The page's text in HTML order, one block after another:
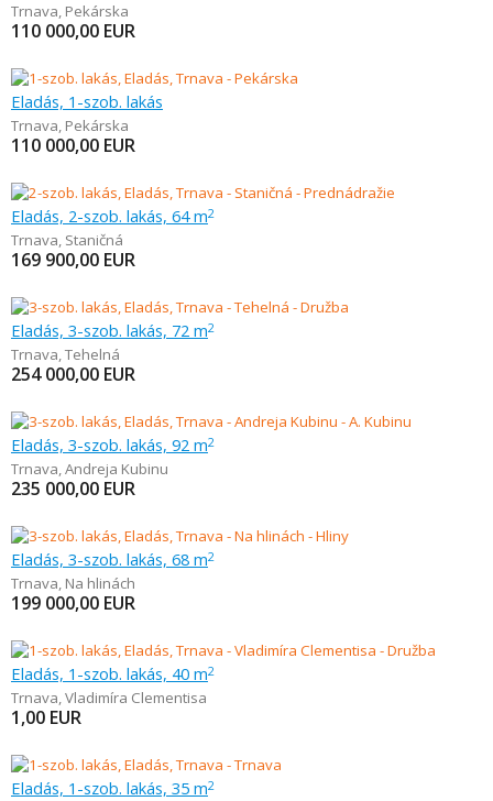
Trnava, Pekárska
110 000,00 EUR
Eladás, 1-szob. lakás
Trnava, Pekárska
110 000,00 EUR
Eladás, 2-szob. lakás, 64 m2
Trnava, Staničná
169 900,00 EUR
Eladás, 3-szob. lakás, 72 m2
Trnava,Tehelná
254 000,00 EUR
Eladás, 3-szob. lakás, 92 m2
Trnava,Andreja Kubinu
235 000,00 EUR
Eladás, 3-szob. lakás, 68 m2
Trnava, Na hlinách
199 000,00 EUR
Eladás, 1-szob. lakás, 40 m2
Trnava,Vladimíra Clementisa
1,00 EUR
Eladás, 1-szob. lakás, 35 m2